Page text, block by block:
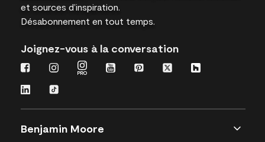
et sources d’inspiration.
Désabonnement en tout temps.
Joignez-vous à la conversation
Benjamin Moore